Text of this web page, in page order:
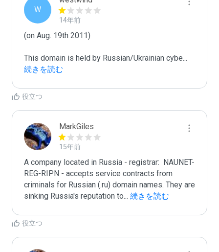
W
14年前
(on Aug. 19th 2011)
This domain is held by Russian/Ukrainian cybe...
続きを読む
役立つ
MarkGiles
15年前
A company located in Russia - registrar:  NAUNET-
REG-RIPN - accepts service contracts from
criminals for Russian (.ru) domain names. They are
sinking Russia's reputation to... 続きを読む
役立つ